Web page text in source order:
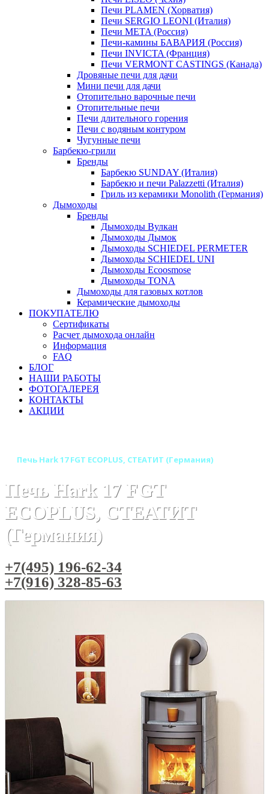
Печи PLAMEN (Хорватия)
Печи SERGIO LEONI (Италия)
Печи META (Россия)
Печи-камины БАВАРИЯ (Россия)
Печи INVICTA (Франция)
Печи VERMONT CASTINGS (Канада)
Дровяные печи для дачи
Мини печи для дачи
Отопительно варочные печи
Отопительные печи
Печи длительного горения
Печи с водяным контуром
Чугунные печи
Барбекю-грили
Бренды
Барбекю SUNDAY (Италия)
Барбекю и печи Palazzetti (Италия)
Гриль из керамики Monolith (Германия)
Дымоходы
Бренды
Дымоходы Вулкан
Дымоходы Дымок
Дымоходы SCHIEDEL PERMETER
Дымоходы SCHIEDEL UNI
Дымоходы Ecoosmose
Дымоходы TONA
Дымоходы для газовых котлов
Керамические дымоходы
ПОКУПАТЕЛЮ
Сертификаты
Расчет дымохода онлайн
Информация
FAQ
БЛОГ
НАШИ РАБОТЫ
ФОТОГАЛЕРЕЯ
КОНТАКТЫ
АКЦИИ
Печь Hark 17 FGT ECOPLUS, СТЕАТИТ (Германия)
Печь Hark 17 FGT
ECOPLUS, СТЕАТИТ
(Германия)
+7(495) 196-62-34
+7(916) 328-85-63